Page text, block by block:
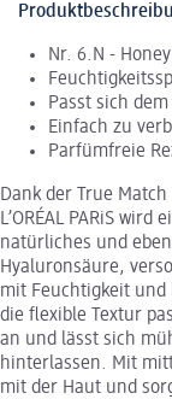
Nr. 6.N - Honey
Passt sich
Einfach zu
Parfümfreie
Dank der True
L’ORÉAL PARiS
natürliches und
Hyaluronsäure,
mit Feuchtigkeit und
die flexible Textur
an und lässt sich
hinterlassen. Mit
mit der Haut und